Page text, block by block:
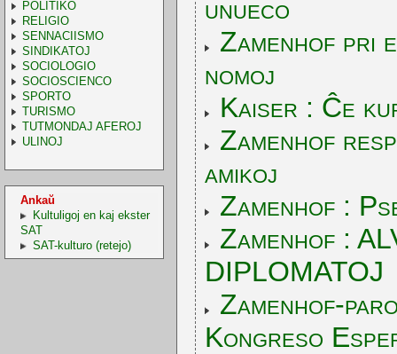
POLITIKO
RELIGIO
SENNACIISMO
SINDIKATOJ
SOCIOLOGIO
SOCIOSCIENCO
SPORTO
TURISMO
TUTMONDAJ AFEROJ
ULINOJ
Ankaŭ
Kultuligoj en kaj ekster
SAT
SAT-kulturo (retejo)
unueco
Zamenhof pri
nomoj
Kaiser : Ĉe
Zamenhof
amikoj
Zamenhof :
Zamenhof :
DIPLOMATOJ
Zamenhof-
Kongreso